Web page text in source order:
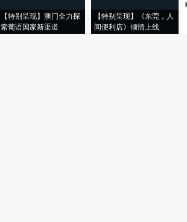
【特别呈现】澳门全力探
索葡语国家新渠道
【特别呈现】《东莞，人
间便利店》倾情上线